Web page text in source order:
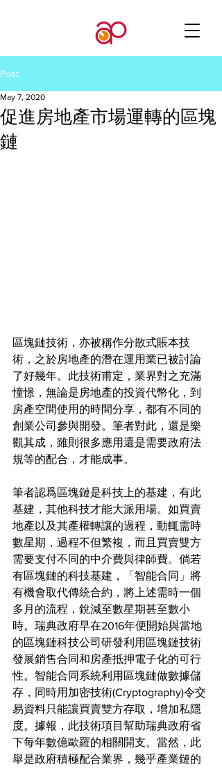
Post
促進房地產市場運轉的區塊
鏈
May 7, 2020
區塊鏈技術，亦被稱作分散式賬本技
術，之於房地產的潛在運用業已被討論
了好幾年。此技術甫定，業界對之充滿
憧憬，無論是房地產的投資代幣化，到
房產空間使用的時間分享，都有不同的
創業公司參與開發。筆者對此，還是樂
觀其成，雖則很多應用還是需要政府法
規等的配合，才能成事。
筆者認爲區塊鏈是科技上的基建，有此
基建，其他科技才能大派用場。如買賣
地產以及其產權轉讓的過程，動輒需時
數星期，過程不但繁複，而且買賣雙方
需要支付不同的中介費與律師費。倘若
有區塊鏈的科技基建，「智能合同」將
有機會取代傳統合約，將上述需時一個
多月的流程，銳減至數星期甚至數小
時。瑞典政府早在2016年便開始與當地
的區塊鏈科技公司研發利用區塊鏈技術
發展銷售合同和房產抵押電子化的可行
性。智能合同系統利用區塊鏈做數據儲
存，同時用加密技術(Cryptography)令交
易資料只能讓買賣雙方存取，增加私隱
度。據報，此技術項目幫助瑞典政府省
下每年數億歐羅的相關開支。當然，此
舉是政府積極配合業界，幾乎產業鏈的